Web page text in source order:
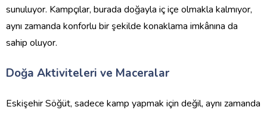
sunuluyor. Kampçılar, burada doğayla iç içe olmakla kalmıyor,
aynı zamanda konforlu bir şekilde konaklama imkânına da
sahip oluyor.
Doğa Aktiviteleri ve Maceralar
Eskişehir Söğüt, sadece kamp yapmak için değil, aynı zamanda